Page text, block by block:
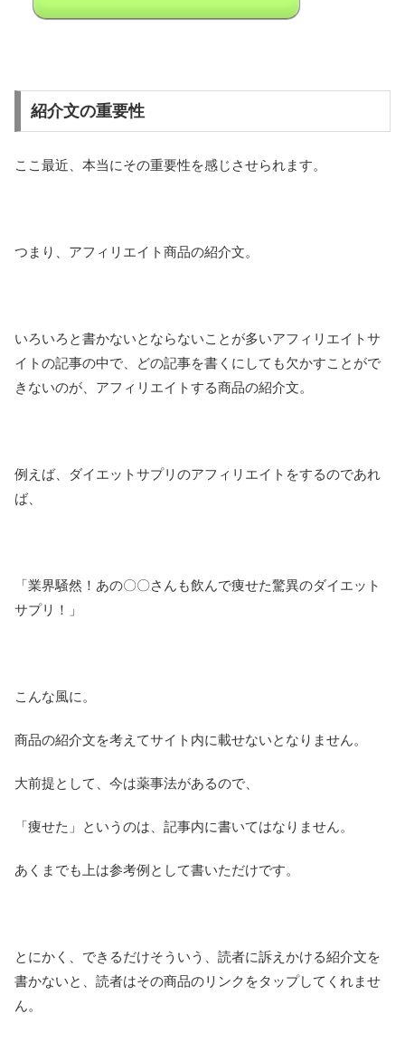
紹介文の重要性
ここ最近、本当にその重要性を感じさせられます。
つまり、アフィリエイト商品の紹介文。
いろいろと書かないとならないことが多いアフィリエイトサ
イトの記事の中で、どの記事を書くにしても欠かすことがで
きないのが、アフィリエイトする商品の紹介文。
例えば、ダイエットサプリのアフィリエイトをするのであれ
ば、
「業界騒然！あの〇〇さんも飲んで痩せた驚異のダイエット
サプリ！」
こんな風に。
商品の紹介文を考えてサイト内に載せないとなりません。
大前提として、今は薬事法があるので、
「痩せた」というのは、記事内に書いてはなりません。
あくまでも上は参考例として書いただけです。
とにかく、できるだけそういう、読者に訴えかける紹介文を
書かないと、読者はその商品のリンクをタップしてくれませ
ん。